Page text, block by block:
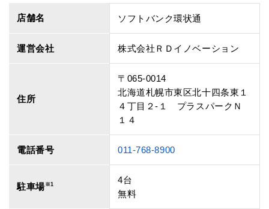
店舗名 ソフトバンク環状通
運営会社 株式会社ＲＤイノベーション
住所
〒065-0014
北海道札幌市東区北十四条東１
４丁目２‐１ プラスパークＮ
１４
電話番号 011-768-8900
駐車場※1
4台
無料